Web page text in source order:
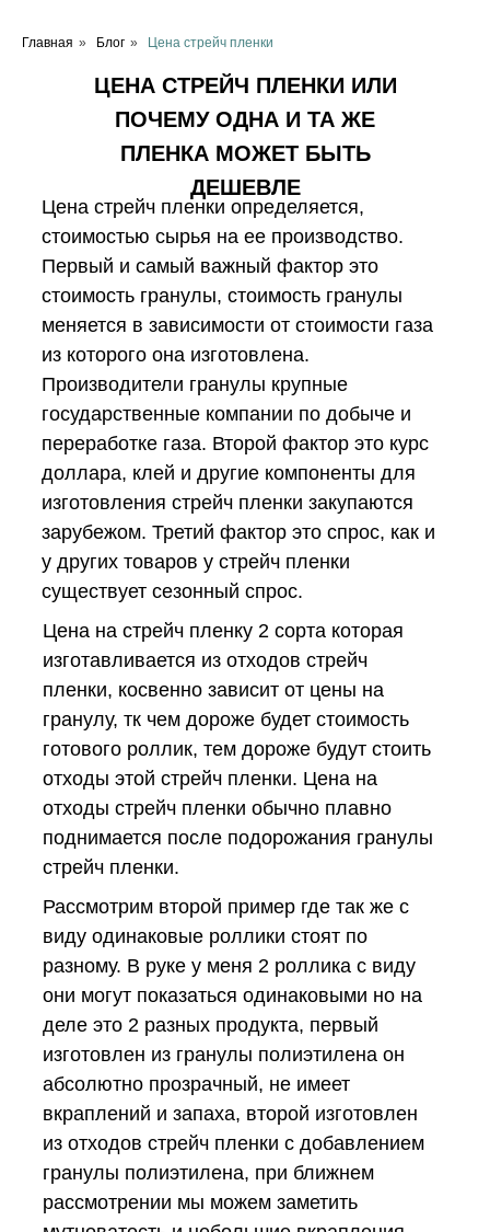
Главная » Блог » Цена стрейч пленки
ЦЕНА СТРЕЙЧ ПЛЕНКИ ИЛИ
ПОЧЕМУ ОДНА И ТА ЖЕ
ПЛЕНКА МОЖЕТ БЫТЬ
ДЕШЕВЛЕ
Рассмотрим второй пример где так же с
виду одинаковые роллики стоят по
разному. В руке у меня 2 роллика с виду
они могут показаться одинаковыми но на
деле это 2 разных продукта, первый
изготовлен из гранулы полиэтилена он
абсолютно прозрачный, не имеет
вкраплений и запаха, второй изготовлен
из отходов стрейч пленки с добавлением
гранулы полиэтилена, при ближнем
рассмотрении мы можем заметить
Цена на стрейч пленку 2 сорта которая
изготавливается из отходов стрейч
пленки, косвенно зависит от цены на
гранулу, тк чем дороже будет стоимость
готового роллик, тем дороже будут стоить
отходы этой стрейч пленки. Цена на
отходы стрейч пленки обычно плавно
поднимается после подорожания гранулы
стрейч пленки.
Цена стрейч пленки определяется,
стоимостью сырья на ее производство.
Первый и самый важный фактор это
стоимость гранулы, стоимость гранулы
меняется в зависимости от стоимости газа
из которого она изготовлена.
Производители гранулы крупные
государственные компании по добыче и
переработке газа. Второй фактор это курс
доллара, клей и другие компоненты для
изготовления стрейч пленки закупаются
зарубежом. Третий фактор это спрос, как и
у других товаров у стрейч пленки
существует сезонный спрос.